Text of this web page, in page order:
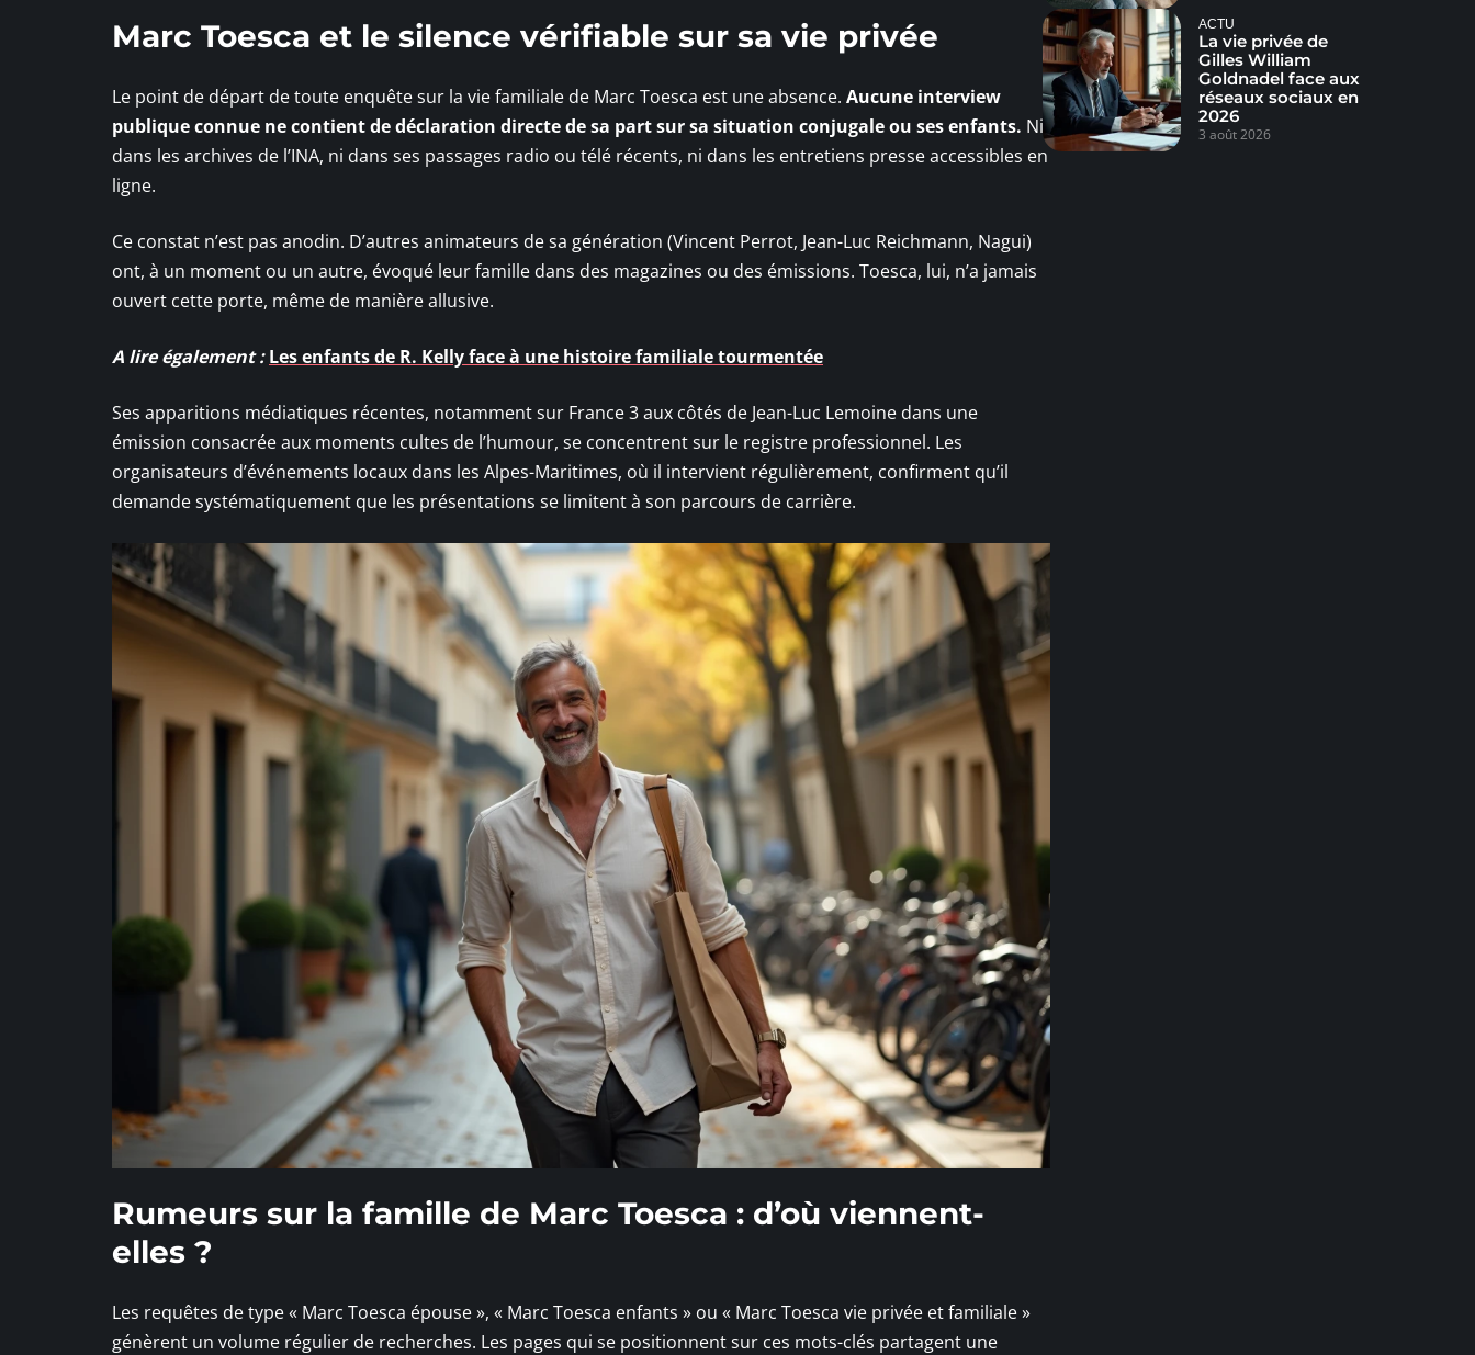
Marc Toesca et le silence vérifiable sur sa vie privée
Le point de départ de toute enquête sur la vie familiale de Marc Toesca est une absence. Aucune interview
publique connue ne contient de déclaration directe de sa part sur sa situation conjugale ou ses enfants. Ni
dans les archives de l’INA, ni dans ses passages radio ou télé récents, ni dans les entretiens presse accessibles en
ligne.
Ce constat n’est pas anodin. D’autres animateurs de sa génération (Vincent Perrot, Jean-Luc Reichmann, Nagui)
ont, à un moment ou un autre, évoqué leur famille dans des magazines ou des émissions. Toesca, lui, n’a jamais
ouvert cette porte, même de manière allusive.
A lire également : Les enfants de R. Kelly face à une histoire familiale tourmentée
Ses apparitions médiatiques récentes, notamment sur France 3 aux côtés de Jean-Luc Lemoine dans une
émission consacrée aux moments cultes de l’humour, se concentrent sur le registre professionnel. Les
organisateurs d’événements locaux dans les Alpes-Maritimes, où il intervient régulièrement, confirment qu’il
demande systématiquement que les présentations se limitent à son parcours de carrière.
Rumeurs sur la famille de Marc Toesca : d’où viennent-
elles ?
Les requêtes de type « Marc Toesca épouse », « Marc Toesca enfants » ou « Marc Toesca vie privée et familiale »
génèrent un volume régulier de recherches. Les pages qui se positionnent sur ces mots-clés partagent une
ACTU
La vie privée de
Gilles William
Goldnadel face aux
réseaux sociaux en
2026
3 août 2026